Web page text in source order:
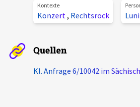
Alle Beiträge
Pressemitteilungen
Podcasts
Über uns
Projektbeschreibung
Kontexte
Konzert, Rechtsrock
Quellen
Kl. Anfrage 6/10042 im